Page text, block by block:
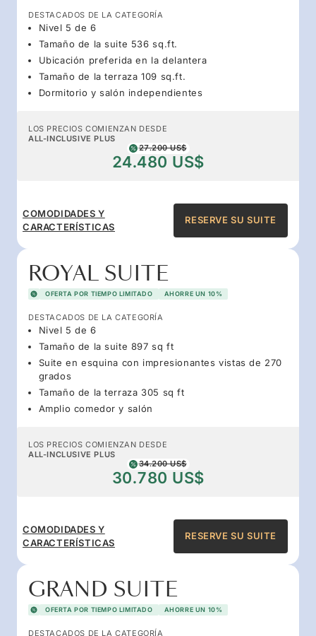
DESTACADOS DE LA CATEGORÍA
Nivel 5 de 6
Tamaño de la suite 536 sq.ft.
Ubicación preferida en la delantera
Tamaño de la terraza 109 sq.ft.
Dormitorio y salón independientes
LOS PRECIOS COMIENZAN DESDE
ALL-INCLUSIVE PLUS
27.200 US$
24.480 US$
COMODIDADES Y
CARACTERÍSTICAS
RESERVE SU SUITE
ROYAL SUITE
OFERTA POR TIEMPO LIMITADO AHORRE UN 10%
DESTACADOS DE LA CATEGORÍA
Nivel 5 de 6
Tamaño de la suite 897 sq ft
Suite en esquina con impresionantes vistas de 270
grados
Tamaño de la terraza 305 sq ft
Amplio comedor y salón
LOS PRECIOS COMIENZAN DESDE
ALL-INCLUSIVE PLUS
34.200 US$
30.780 US$
COMODIDADES Y
CARACTERÍSTICAS
RESERVE SU SUITE
GRAND SUITE
OFERTA POR TIEMPO LIMITADO AHORRE UN 10%
DESTACADOS DE LA CATEGORÍA